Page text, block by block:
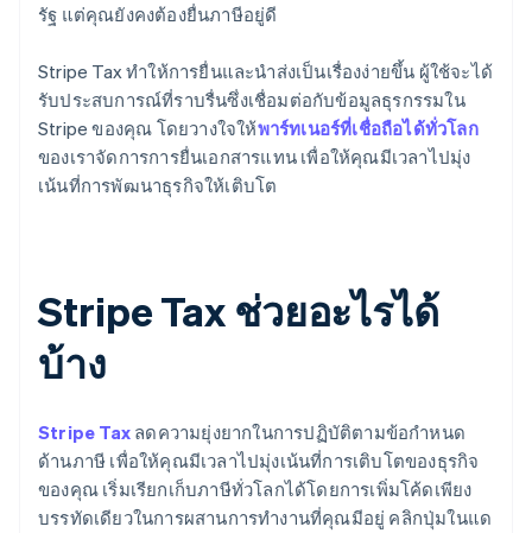
รัฐ แต่คุณยังคงต้องยื่นภาษีอยู่ดี
Stripe Tax ทำให้การยื่นและนำส่งเป็นเรื่องง่ายขึ้น ผู้ใช้จะได้
รับประสบการณ์ที่ราบรื่นซึ่งเชื่อมต่อกับข้อมูลธุรกรรมใน
Stripe ของคุณ โดยวางใจให้พาร์ทเนอร์ที่เชื่อถือได้ทั่วโลก
ของเราจัดการการยื่นเอกสารแทน เพื่อให้คุณมีเวลาไปมุ่ง
เน้นที่การพัฒนาธุรกิจให้เติบโต
Stripe Tax ช่วยอะไรได้
บ้าง
Stripe Tax ลดความยุ่งยากในการปฏิบัติตามข้อกำหนด
ด้านภาษี เพื่อให้คุณมีเวลาไปมุ่งเน้นที่การเติบโตของธุรกิจ
ของคุณ เริ่มเรียกเก็บภาษีทั่วโลกได้โดยการเพิ่มโค้ดเพียง
บรรทัดเดียวในการผสานการทำงานที่คุณมีอยู่ คลิกปุ่มในแด